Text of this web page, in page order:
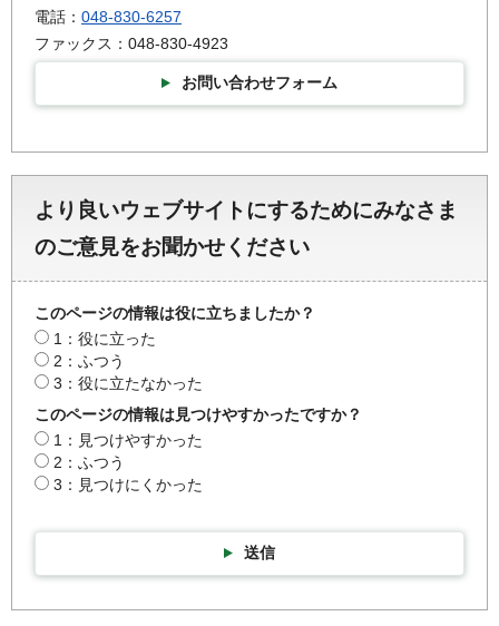
電話： 048-830-6257
ファックス：048-830-4923
お問い合わせフォーム
より良いウェブサイトにするためにみなさま
のご意見をお聞かせください
このページの情報は役に立ちましたか？
1：役に立った
2：ふつう
3：役に立たなかった
このページの情報は見つけやすかったですか？
1：見つけやすかった
2：ふつう
3：見つけにくかった
送信